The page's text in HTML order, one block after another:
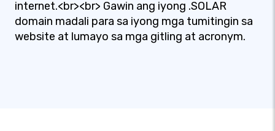
internet.<br><br> Gawin ang iyong .SOLAR
domain madali para sa iyong mga tumitingin sa
website at lumayo sa mga gitling at acronym.